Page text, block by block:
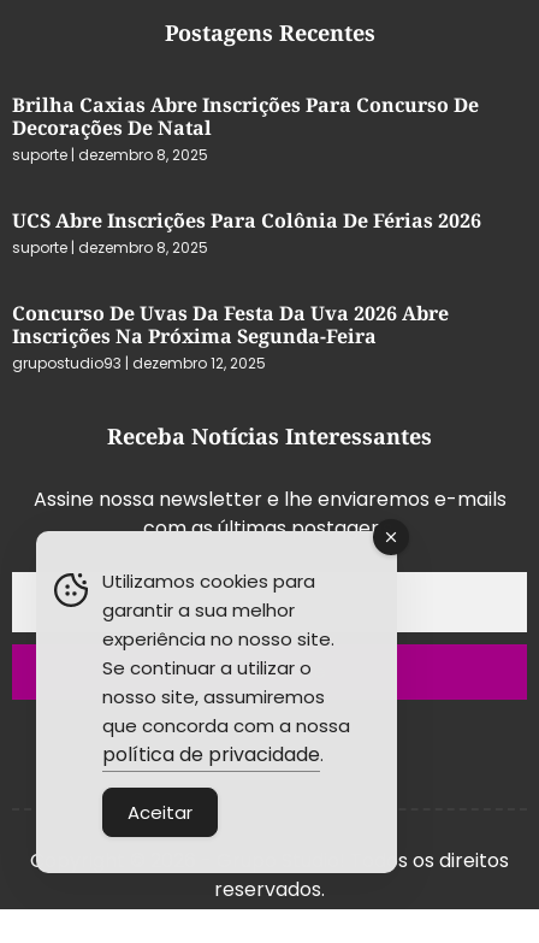
Postagens Recentes
Brilha Caxias Abre Inscrições Para Concurso De
Decorações De Natal
suporte dezembro 8, 2025
UCS Abre Inscrições Para Colônia De Férias 2026
suporte dezembro 8, 2025
Concurso De Uvas Da Festa Da Uva 2026 Abre
Inscrições Na Próxima Segunda-Feira
grupostudio93 dezembro 12, 2025
Receba Notícias Interessantes
Assine nossa newsletter e lhe enviaremos e-mails
com as últimas postagens.
Inscrever-se
Copyright © 2026 - Grupo Studio! Todos os direitos
reservados.
Utilizamos cookies para
garantir a sua melhor
experiência no nosso site.
Se continuar a utilizar o
nosso site, assumiremos
que concorda com a nossa
política de privacidade.
Aceitar